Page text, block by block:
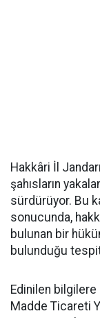
Hakkâri İl
şahısların
sürdürüyor. Bu
sonucunda,
bulunan bir
bulunduğu
Edinilen bilgilere
Madde Ticareti